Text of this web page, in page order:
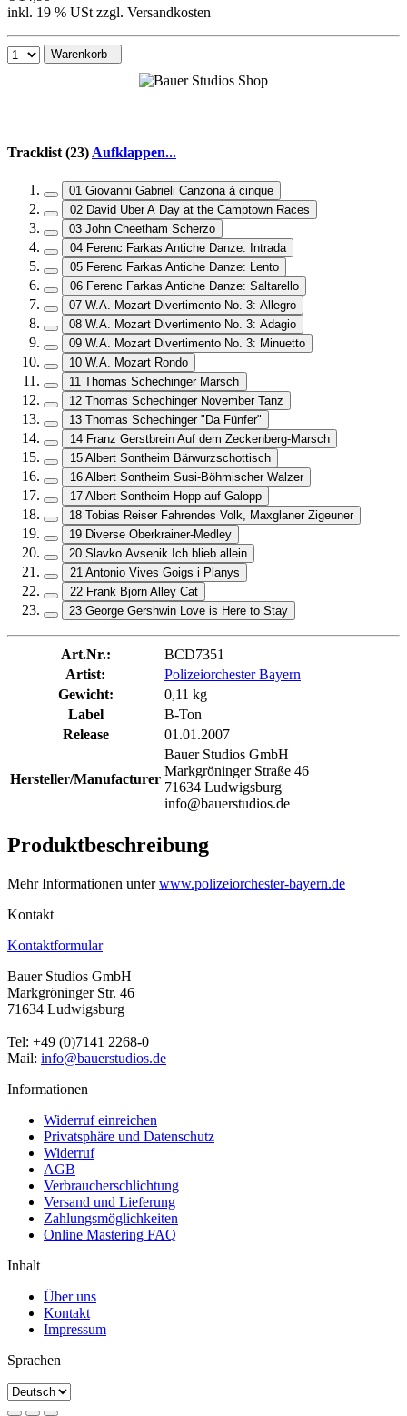
inkl. 19 % USt zzgl. Versandkosten
Warenkorb
Tracklist (23)Aufklappen...
01 Giovanni Gabrieli Canzona á cinque
02 David Uber A Day at the Camptown Races
03 John Cheetham Scherzo
04 Ferenc Farkas Antiche Danze: Intrada
05 Ferenc Farkas Antiche Danze: Lento
06 Ferenc Farkas Antiche Danze: Saltarello
07 W.A. Mozart Divertimento No. 3: Allegro
08 W.A. Mozart Divertimento No. 3: Adagio
09 W.A. Mozart Divertimento No. 3: Minuetto
10 W.A. Mozart Rondo
11 Thomas Schechinger Marsch
12 Thomas Schechinger November Tanz
13 Thomas Schechinger "Da Fünfer"
14 Franz Gerstbrein Auf dem Zeckenberg-Marsch
15 Albert Sontheim Bärwurzschottisch
16 Albert Sontheim Susi-Böhmischer Walzer
17 Albert Sontheim Hopp auf Galopp
18 Tobias Reiser Fahrendes Volk, Maxglaner Zigeuner
19 Diverse Oberkrainer-Medley
20 Slavko Avsenik Ich blieb allein
21 Antonio Vives Goigs i Planys
22 Frank Bjorn Alley Cat
23 George Gershwin Love is Here to Stay
Art.Nr.:
BCD7351
Artist:
Polizeiorchester Bayern
Gewicht:
0,11 kg
Label
B-Ton
Release
01.01.2007
Hersteller/Manufacturer
Bauer Studios GmbH
Markgröninger Straße 46
71634 Ludwigsburg
info@bauerstudios.de
Produktbeschreibung
Mehr Informationen unterwww.polizeiorchester-bayern.de
Kontakt
Kontaktformular
Bauer Studios GmbH
Markgröninger Str. 46
71634 Ludwigsburg
Tel: +49 (0)7141 2268-0
Mail: info@bauerstudios.de
Informationen
Widerruf einreichen
Privatsphäre und Datenschutz
Widerruf
AGB
Verbraucherschlichtung
Versand und Lieferung
Zahlungsmöglichkeiten
Online Mastering FAQ
Inhalt
Über uns
Kontakt
Impressum
Sprachen